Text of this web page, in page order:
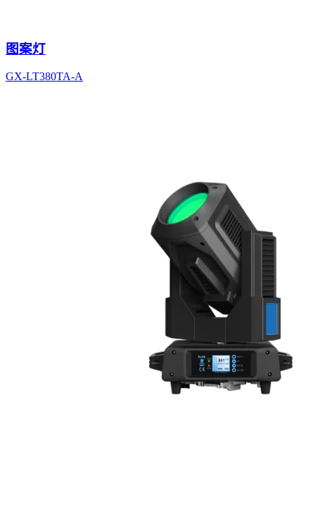
图案灯
GX-LT380TA-A